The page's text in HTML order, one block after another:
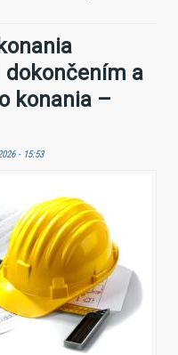
dokončením a
konania –
- 15:53